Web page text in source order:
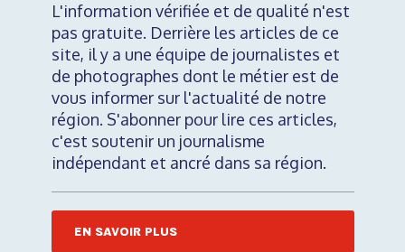
L'information vérifiée et de qualité n'est
pas gratuite. Derrière les articles de ce
site, il y a une équipe de journalistes et
de photographes dont le métier est de
vous informer sur l'actualité de notre
région. S'abonner pour lire ces articles,
c'est soutenir un journalisme
indépendant et ancré dans sa région.
EN SAVOIR PLUS